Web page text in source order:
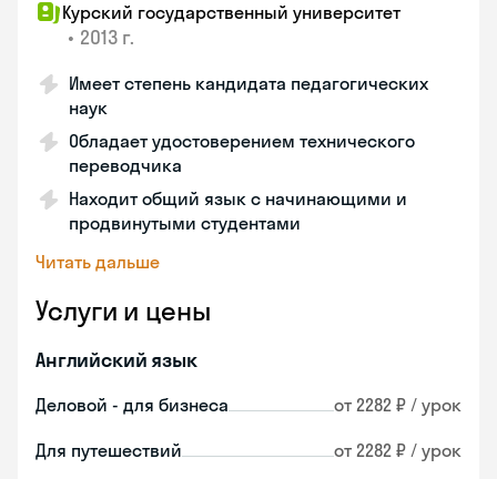
Курский государственный университет
• 2013 г.
Имеет степень кандидата педагогических
наук
Обладает удостоверением технического
переводчика
Находит общий язык с начинающими и
продвинутыми студентами
Читать дальше
Услуги и цены
Английский язык
Деловой - для бизнеса от 2282 ₽ / урок
Для путешествий от 2282 ₽ / урок